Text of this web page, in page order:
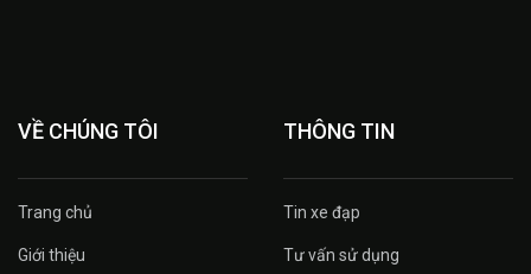
VỀ CHÚNG TÔI
Trang chủ
Giới thiệu
THÔNG TIN
Tin xe đạp
Tư vấn sử dụng